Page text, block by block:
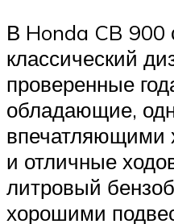
В Honda CB 900
классический
проверенные
обладающие,
впечатляющими
и отличные
литровый
хорошими